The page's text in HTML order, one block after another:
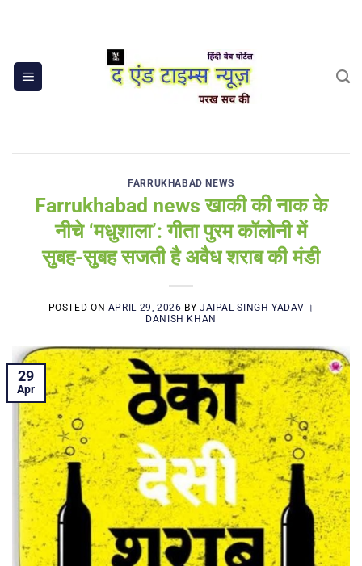
FARRUKHABAD NEWS
Farrukhabad news खाकी की नाक के
नीचे ‘मधुशाला’: गीता पुरम कॉलोनी में
सुबह-सुबह सजती है अवैध शराब की मंडी
POSTED ON APRIL 29, 2026 BY JAIPAL SINGH YADAV ।
DANISH KHAN
29
Apr